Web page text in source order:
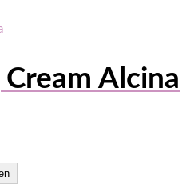
Alcina